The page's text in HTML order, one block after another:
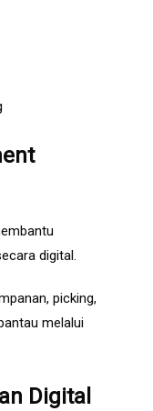
digital.
picking,
melalui
Digital